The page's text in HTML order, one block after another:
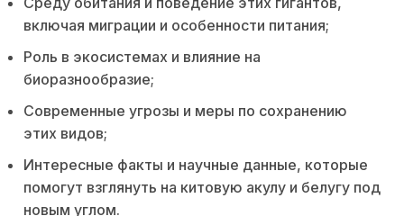
включая миграции и особенности питания;
Роль в экосистемах и влияние на
биоразнообразие;
Современные угрозы и меры по сохранению
этих видов;
Интересные факты и научные данные, которые
помогут взглянуть на китовую акулу и белугу под
новым углом.